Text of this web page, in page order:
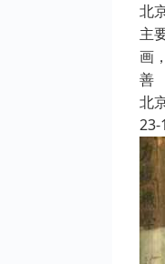
北
主
画
善
北
23-